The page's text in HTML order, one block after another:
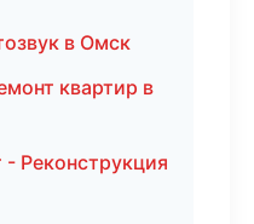
в Омск
квартир в
Реконструкция